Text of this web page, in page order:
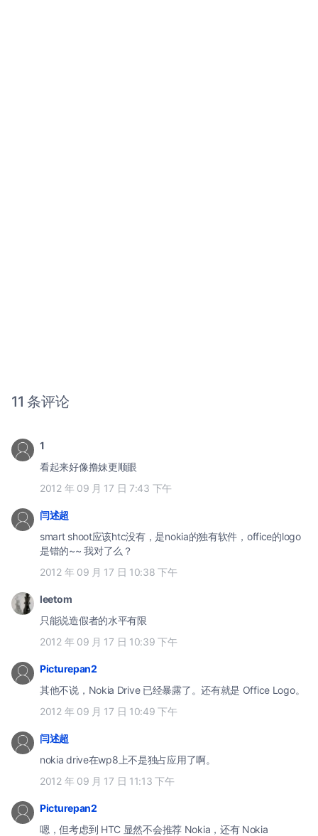
11 条评论
1
看起来好像撸妹更顺眼
2012 年 09 月 17 日 7:43 下午
闫述超
smart shoot应该htc没有，是nokia的独有软件，office的logo
是错的~~ 我对了么？
2012 年 09 月 17 日 10:38 下午
leetom
只能说造假者的水平有限
2012 年 09 月 17 日 10:39 下午
Picturepan2
其他不说，Nokia Drive 已经暴露了。还有就是 Office Logo。
2012 年 09 月 17 日 10:49 下午
闫述超
nokia drive在wp8上不是独占应用了啊。
2012 年 09 月 17 日 11:13 下午
Picturepan2
嗯，但考虑到 HTC 显然不会推荐 Nokia，还有 Nokia